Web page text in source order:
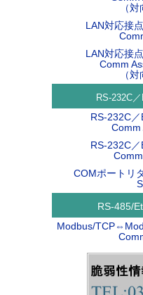
（
LAN対応接
LAN対応接
Comm
（
RS-232C
RS-232C
Comm
RS-232C
COMポートリ
RS-485/
Modbus/